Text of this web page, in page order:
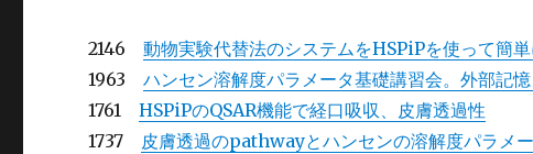
2146動物実験代替法のシステムをHSPiPを使って簡単
1963ハンセン溶解度パラメータ基礎講習会。外部記憶
1761HSPiPのQSAR機能で経口吸収、皮膚透過性
1737 皮膚透過のpathwayとハンセンの溶解度パラメ